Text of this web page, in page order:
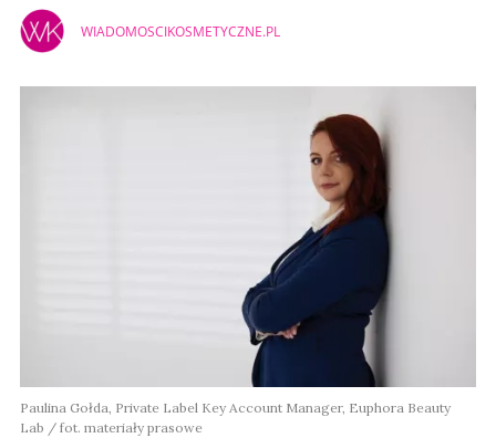
WIADOMOSCIKOSMETYCZNE.PL
Paulina Gołda, Private Label Key Account Manager, Euphora Beauty
Lab / fot. materiały prasowe